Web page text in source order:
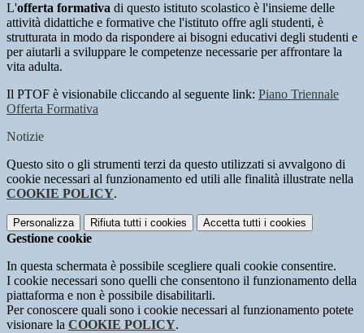
L'offerta formativa di questo istituto scolastico è l'insieme delle
attività didattiche e formative che l'istituto offre agli studenti, è
strutturata in modo da rispondere ai bisogni educativi degli studenti e
per aiutarli a sviluppare le competenze necessarie per affrontare la
vita adulta.
Il PTOF è visionabile cliccando al seguente link: Piano Triennale
Offerta Formativa
Notizie
Questo sito o gli strumenti terzi da questo utilizzati si avvalgono di
cookie necessari al funzionamento ed utili alle finalità illustrate nella
COOKIE POLICY.
Personalizza Rifiuta tutti i cookies Accetta tutti i cookies
Gestione cookie
In questa schermata è possibile scegliere quali cookie consentire.
I cookie necessari sono quelli che consentono il funzionamento della
piattaforma e non è possibile disabilitarli.
Per conoscere quali sono i cookie necessari al funzionamento potete
visionare la COOKIE POLICY.